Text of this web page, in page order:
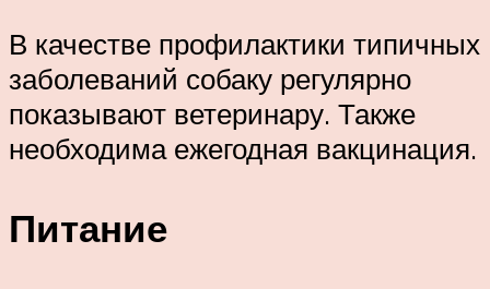
В качестве профилактики типичных
заболеваний собаку регулярно
показывают ветеринару. Также
необходима ежегодная вакцинация.
Питание